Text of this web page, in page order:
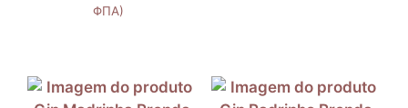
ΦΠΑ)